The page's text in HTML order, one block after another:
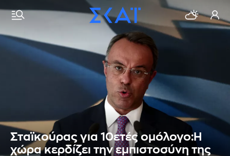
Σταϊκούρας για 10ετές ομόλογο:Η
χώρα κερδίζει την εμπιστοσύνη της